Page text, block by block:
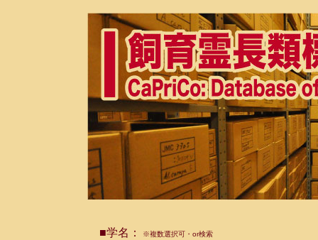
■学名： ※複数選択可・or検索